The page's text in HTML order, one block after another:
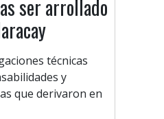
ser arrollado
técnicas
y
que derivaron en